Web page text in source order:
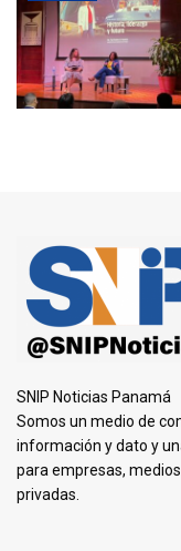
SNIP Noticias Panamá
Somos un medio de
información y dato y
para empresas,
privadas.